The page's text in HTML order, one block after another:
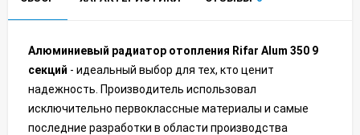
Алюминиевый радиатор отопления Rifar Alum 350 9
секций - идеальный выбор для тех, кто ценит
надежность. Производитель использовал
исключительно первоклассные материалы и самые
последние разработки в области производства